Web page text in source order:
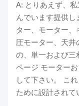
A: とりあえず、
んでいます提供
ター、モーター
圧モーター、天井
の、単一および三
ページ モーター
して下さい。 こ
ために設計されて